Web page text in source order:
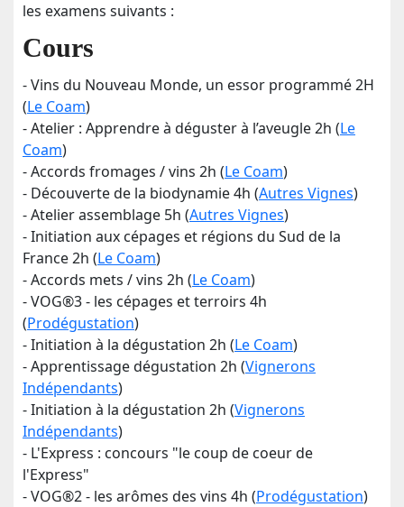
les examens suivants :
Cours
- Vins du Nouveau Monde, un essor programmé 2H
(Le Coam)
- Atelier : Apprendre à déguster à l’aveugle 2h (Le
Coam)
- Accords fromages / vins 2h (Le Coam)
- Découverte de la biodynamie 4h (Autres Vignes)
- Atelier assemblage 5h (Autres Vignes)
- Initiation aux cépages et régions du Sud de la
France 2h (Le Coam)
- Accords mets / vins 2h (Le Coam)
- VOG®3 - les cépages et terroirs 4h
(Prodégustation)
- Initiation à la dégustation 2h (Le Coam)
- Apprentissage dégustation 2h (Vignerons
Indépendants)
- Initiation à la dégustation 2h (Vignerons
Indépendants)
- L'Express : concours "le coup de coeur de
l'Express"
- VOG®2 - les arômes des vins 4h (Prodégustation)